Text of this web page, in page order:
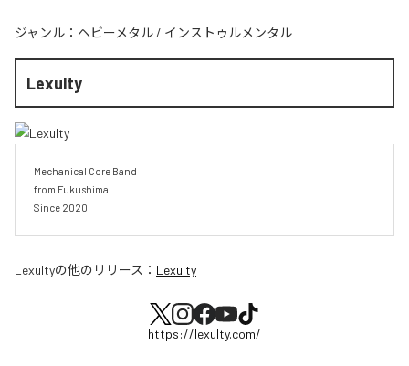
ジャンル： ヘビーメタル / インストゥルメンタル
Lexulty
Mechanical Core Band
from Fukushima
Since 2020
Lexultyの他のリリース： Lexulty
https://lexulty.com/